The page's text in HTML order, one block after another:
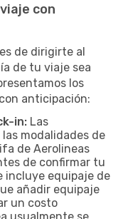
con
de dirigirte al
de tu viaje sea
los
anticipación:
in: Las
modalidades de
de Aerolineas
de confirmar tu
incluye equipaje de
añadir equipaje
un costo